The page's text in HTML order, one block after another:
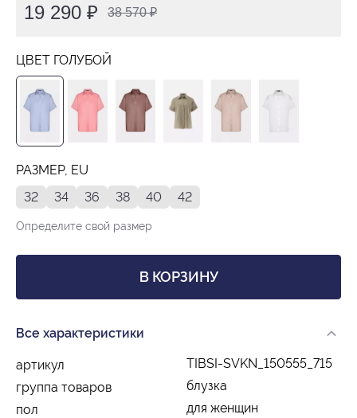
19 290 ₽ 38 570 ₽
ЦВЕТ ГОЛУБОЙ
РАЗМЕР, EU
32
34 36 38 40 42
Определите свой размер
В КОРЗИНУ
Все характеристики
артикул
TIBSI-SVKN_150555_715
группа товаров
блузка
пол
для женщин